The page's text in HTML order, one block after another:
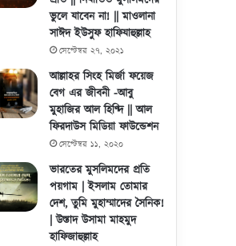
ভুলে যাবেন না! || মাওলানা
সাঈদ ইউসুফ হাফিযাহুল্লাহ
সেপ্টেম্বর ২৭, ২০২১
আল্লাহর সিংহ মির্জা ফয়েজ
বেগ এর জীবনী -আবু
মুহাজির আল হিণ্দি || আল
ফিরদাউস মিডিয়া ফাউন্ডেশন
সেপ্টেম্বর ১১, ২০২০
ভারতের মুসলিমদের প্রতি
পয়গাম | ইসলাম তোমার
দেশ, তুমি মুহাম্মাদের সৈনিক!
| উস্তাদ উসামা মাহমুদ
হাফিজাহুল্লাহ